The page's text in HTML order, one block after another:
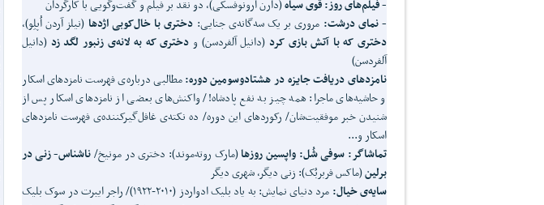
- فیلم‌های روز:قوی سیاه(دارن آرونوفسکی)، دو نقد بر فیلم و گفت‌وگویی با کارگردان
- نمای درشت: مروری بر یک سه‌گانه‌ی جنایی: دختری با خال‌کوبی اژدها (نیلز آردن اُپلِو)،
دختری که با آتش بازی کرد (دانیل آلفردسن) و دختری که به لانه‌ی زنبور لگد زد (دانیل
آلفردسن)
نامزدهای دریافت جایزه در هشتادوسومین دوره:مطالبی درباره‌ی فهرست نامزدهای اسکار
و حاشیه‌های ماجرا: همه چیز به نفع پادشاه!/ واکنش‌های بعضی از نامزدهای اسکار پس از
شنیدن خبر موفقیت‌شان/ رکوردهای این دوره/ ده نکته‌ی غافل‌گیرکننده‌ی فهرست نامزدهای
اسکار و...
تماشاگر: سوفی شُل: واپسین روزها(مارک روته‌موند): دختری در مونیخ/ناشناس- زنی در
برلین(ماکس فربربُک): زنی دیگر، شهری دیگر
سایه‌ی خیال:
مرد دنیای نمایش: به یاد بلیک ادواردز (۲۰۱۰-۱۹۲۲)/ راجر ایبرت در سوک بلیک